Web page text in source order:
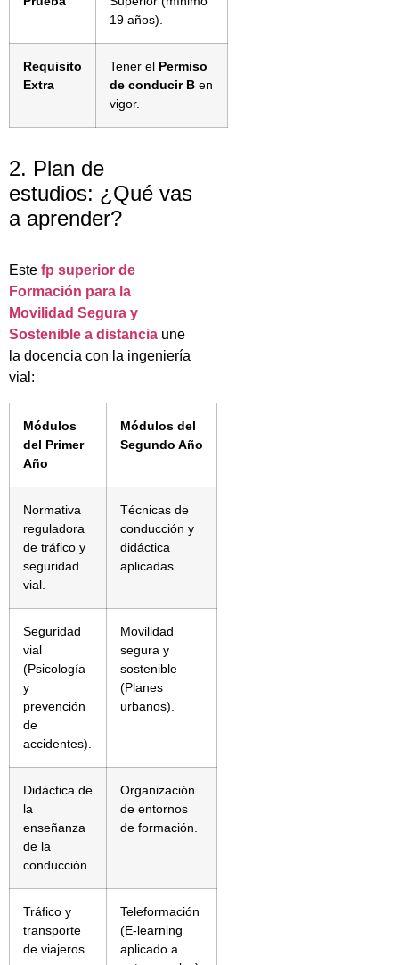
19 años).
Requisito
Extra
Tener el Permiso
de conducir B en
vigor.
2. Plan de
estudios: ¿Qué vas
a aprender?
Este fp superior de
Formación para la
Movilidad Segura y
Sostenible a distancia une
la docencia con la ingeniería
vial:
Módulos
del Primer
Año
Módulos del
Segundo Año
Normativa
reguladora
de tráfico y
seguridad
vial.
Técnicas de
conducción y
didáctica
aplicadas.
Seguridad
vial
(Psicología
y
prevención
de
accidentes).
Movilidad
segura y
sostenible
(Planes
urbanos).
Didáctica de
la
enseñanza
de la
conducción.
Organización
de entornos
de formación.
Tráfico y
transporte
de viajeros
Teleformación
(E-learning
aplicado a